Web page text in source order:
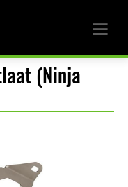
(Ninja